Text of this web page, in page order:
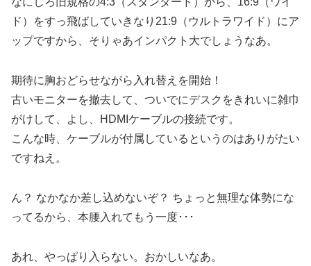
ド）をすっ飛ばしていきなり21:9（ウルトラワイド）にア
ップですから、そりゃあインパクト大でしょうなあ。
期待に胸おどらせながら入れ替えを開始！
古いモニターを撤去して、ついでにデスクをきれいに雑巾
がけして、よし、HDMIケーブルの接続です。
こんな時、ケーブルが付属しているというのはありがたい
ですねえ。
ん？ なかなか差し込めないぞ？ ちょっと無理な体勢にな
ってるから、本腰入れてもう一度･･･
あれ、やっぱり入らない。おかしいなあ。